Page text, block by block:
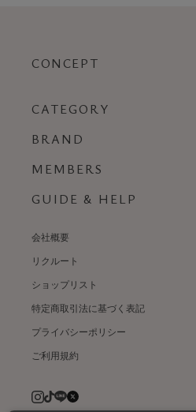
CONCEPT
CATEGORY
BRAND
MEMBERS
GUIDE & HELP
会社概要
リクルート
ショップリスト
特定商取引法に基づく表記
プライバシーポリシー
ご利用規約